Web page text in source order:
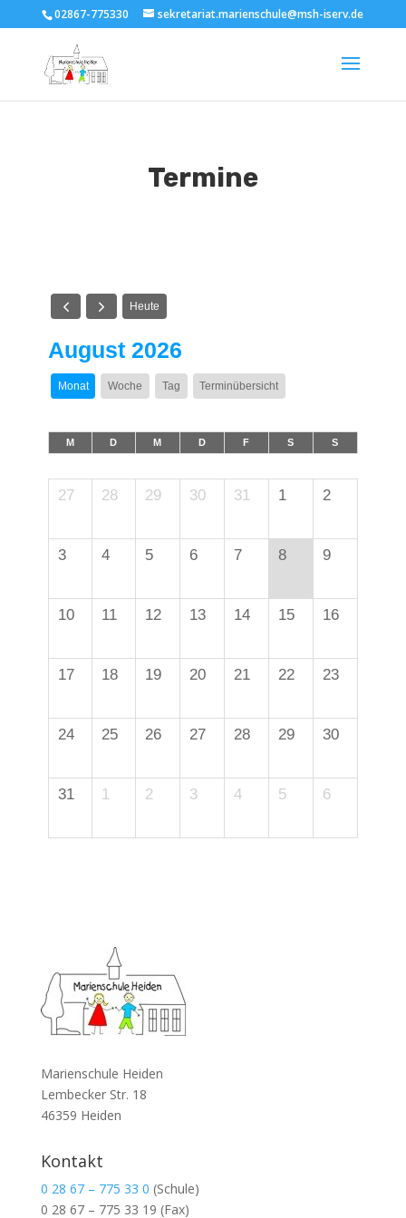
02867-775330 sekretariat.marienschule@msh-iserv.de
Termine
Heute
August 2026
Monat Woche Tag Terminübersicht
M D M D F S S
27 28 29 30 31 1 2
3 4 5 6 7 8 9
10 11 12 13 14 15 16
17 18 19 20 21 22 23
24 25 26 27 28 29 30
31 1 2 3 4 5 6
Marienschule Heiden
Lembecker Str. 18
46359 Heiden
Kontakt
0 28 67 – 775 33 0 (Schule)
0 28 67 – 775 33 19 (Fax)